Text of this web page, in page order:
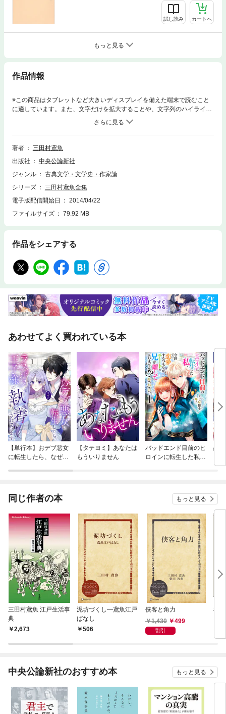
試し読み カートへ
もっと見る
作品情報
※この商品はタブレットなど大きいディスプレイを備えた端末で読むこと
に適しています。また、文字だけを拡大することや、文字列のハイライ
ト、検索、辞書の参照、引用などの機能が使用できません。歌舞伎百話
著者
三田村鳶魚
出版社
中央公論新社
ジャンル
古典文学・文学史・作家論
シリーズ
三田村鳶魚全集
電子版配信開始日
2014/04/22
ファイルサイズ
79.92 MB
作品をシェアする
あわせてよく買われている本
【単行本】おデブ悪女
に転生したら、なぜか
【タテヨミ】あなたは
もういりません
バッドエンド目前のヒ
ロインに転生した私、
結
同じ作者の本 もっと見る
三田村鳶魚 江戸生活事
典
2,673
泥坊づくし―鳶魚江戸
ばなし
506
侠客と角力
1,430
499
割引
札差
中央公論新社のおすすめ本 もっと見る